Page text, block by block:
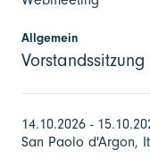
Allgemein
Vorstandssitzung
14.10.2026 -
San Paolo d'Argon,